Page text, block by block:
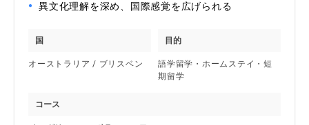
異文化理解を深め、国際感覚を広げられる
国
オーストラリア / ブリスベン
目的
語学留学・ホームステイ・短
期留学
コース